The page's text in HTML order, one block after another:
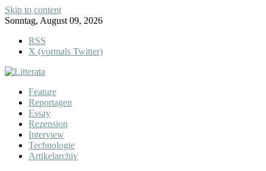
Skip to content
Sonntag, August 09, 2026
RSS
X (vormals Twitter)
Feature
Reportagen
Essay
Rezension
Interview
Technologie
Artikelarchiv